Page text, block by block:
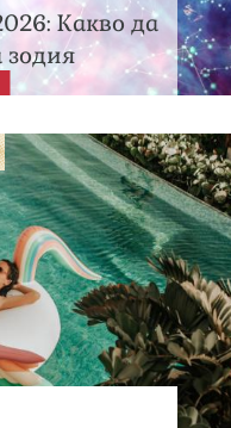
Какво да
зодия